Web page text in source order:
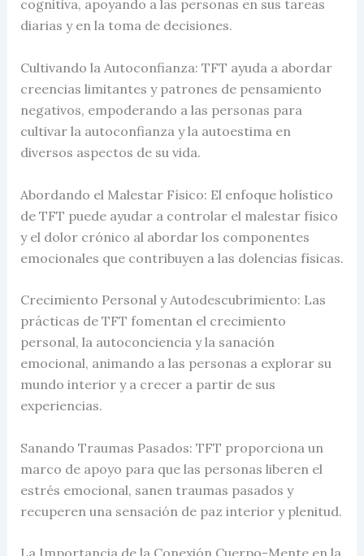
cognitiva, apoyando a las personas en sus tareas
diarias y en la toma de decisiones.
Cultivando la Autoconfianza: TFT ayuda a abordar
creencias limitantes y patrones de pensamiento
negativos, empoderando a las personas para
cultivar la autoconfianza y la autoestima en
diversos aspectos de su vida.
Abordando el Malestar Físico: El enfoque holístico
de TFT puede ayudar a controlar el malestar físico
y el dolor crónico al abordar los componentes
emocionales que contribuyen a las dolencias físicas.
Crecimiento Personal y Autodescubrimiento: Las
prácticas de TFT fomentan el crecimiento
personal, la autoconciencia y la sanación
emocional, animando a las personas a explorar su
mundo interior y a crecer a partir de sus
experiencias.
Sanando Traumas Pasados: TFT proporciona un
marco de apoyo para que las personas liberen el
estrés emocional, sanen traumas pasados ​​y
recuperen una sensación de paz interior y plenitud.